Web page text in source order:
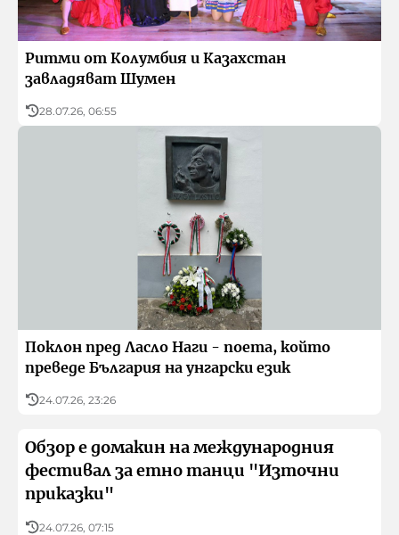
Ритми от Колумбия и Казахстан
завладяват Шумен
28.07.26, 06:55
Поклон пред Ласло Наги - поета, който
преведе България на унгарски език
24.07.26, 23:26
Обзор е домакин на международния
фестивал за етно танци "Източни
приказки"
24.07.26, 07:15